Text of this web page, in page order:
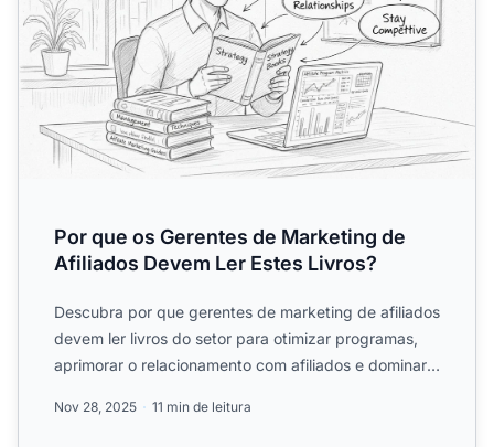
Por que os Gerentes de Marketing de
Afiliados Devem Ler Estes Livros?
Descubra por que gerentes de marketing de afiliados
devem ler livros do setor para otimizar programas,
aprimorar o relacionamento com afiliados e dominar
Nov 28, 2025 11 min de leitura